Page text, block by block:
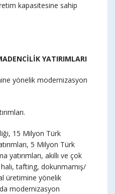
kapasitesine sahip
YATIRIMLARI
yönelik modernizasyon
15 Milyon Türk
5 Milyon Türk
yatırımları, akıllı ve çok
tafting, dokunmamış/
üretimine yönelik
modernizasyon